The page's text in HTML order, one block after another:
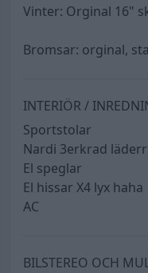
Vinter: Orginal 16"
Bromsar: orginal,
INTERIÖR /
Sportstolar
Nardi 3erkrad
El speglar
El hissar X4 lyx haha
AC
BILSTEREO OCH